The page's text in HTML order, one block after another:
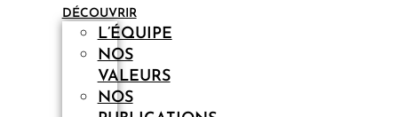
DÉCOUVRIR
L’ÉQUIPE
NOS
VALEURS
NOS